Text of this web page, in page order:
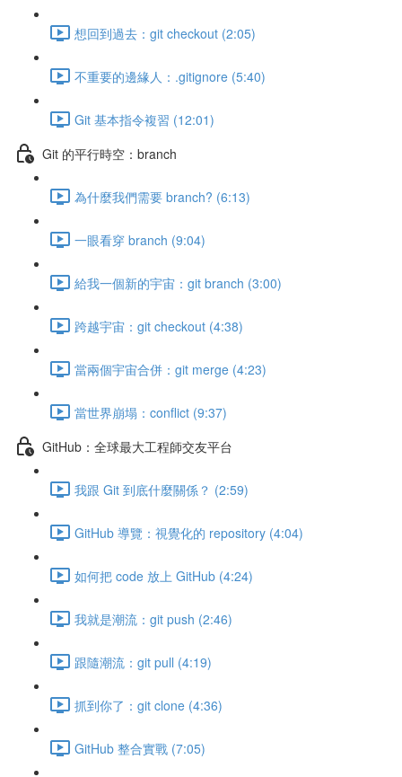
想回到過去：git checkout (2:05)
不重要的邊緣人：.gitignore (5:40)
Git 基本指令複習 (12:01)
Git 的平行時空：branch
為什麼我們需要 branch? (6:13)
一眼看穿 branch (9:04)
給我一個新的宇宙：git branch (3:00)
跨越宇宙：git checkout (4:38)
當兩個宇宙合併：git merge (4:23)
當世界崩塌：conflict (9:37)
GitHub：全球最大工程師交友平台
我跟 Git 到底什麼關係？ (2:59)
GitHub 導覽：視覺化的 repository (4:04)
如何把 code 放上 GitHub (4:24)
我就是潮流：git push (2:46)
跟隨潮流：git pull (4:19)
抓到你了：git clone (4:36)
GitHub 整合實戰 (7:05)